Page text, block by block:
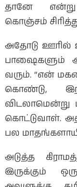
தானே
கொஞ்சம்
அதோடு ஊரில்
பாஷைகளும்
வரும். “என்
கொண்டு,
விடலாமென்று
கொட்டுவாள்.
பல
அடுத்த
இருக்கும்